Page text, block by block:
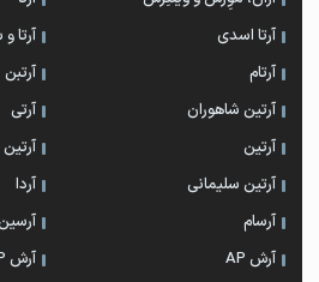
آرتا اسدی
آرتا
آرتام
آرتين شاهوران
آرتی
آرتین
آرتین سلیمانی
آردا
آرسام
آرسین
آرش AP
آرش AP و مسیح